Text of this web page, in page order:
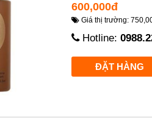
600,000đ
Giá thị trường:
Hotline: